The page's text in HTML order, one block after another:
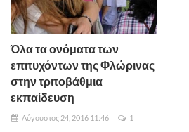
Όλα τα ονόματα των
επιτυχόντων της Φλώρινας
στην τριτοβάθμια
εκπαίδευση
Αύγουστος 24, 2016 11:46 1